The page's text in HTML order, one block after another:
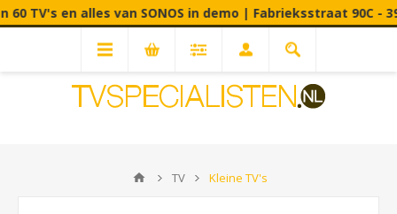
van SONOS in demo | Fabrieksstraat 90C - 3900 Pelt
TV Kleine TV's